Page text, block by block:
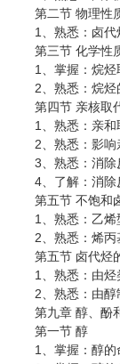
第二节 物理性
1、熟悉：卤代
第三节 化学性
1、掌握：烷烃
2、熟悉：烷烃
第四节 亲核取代
1、熟悉：亲和
2、熟悉：影响
3、熟悉：消除
4、了解：消除
第五节 不饱和卤
1、熟悉：乙烯
2、熟悉：烯丙
第五节 卤代烃
1、熟悉：由烃
2、熟悉：由醇
第九章 醇、酚
第一节 醇
1、掌握：醇的